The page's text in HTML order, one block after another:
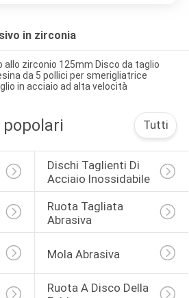
in zirconia
allo zirconio 125mm Disco da taglio
da 5 pollici per smerigliatrice
in acciaio ad alta velocità
Tutti
Dischi Taglienti Di
Acciaio Inossidabile
Ruota Tagliata
Abrasiva
Mola Abrasiva
Ruota A Disco Della